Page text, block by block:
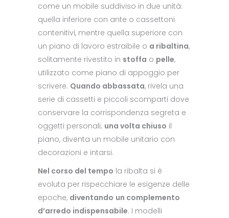
come un mobile suddiviso in due unità:
quella inferiore con ante o cassettoni
contenitivi, mentre quella superiore con
un piano di lavoro estraibile o a ribaltina,
solitamente rivestito in stoffa o pelle,
utilizzato come piano di appoggio per
scrivere. Quando abbassata, rivela una
serie di cassetti e piccoli scomparti dove
conservare la corrispondenza segreta e
oggetti personali; una volta chiuso il
piano, diventa un mobile unitario con
decorazioni e intarsi.
Nel corso del tempo la ribalta si è
evoluta per rispecchiare le esigenze delle
epoche, diventando un complemento
d’arredo indispensabile. I modelli